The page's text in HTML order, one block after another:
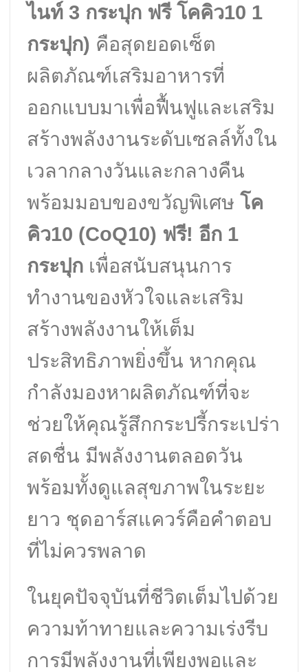
ไนท์ 3 กระปุก ฟรี โคคิว10 1
กระปุก) คือสุดยอดเซ็ต
ผลิตภัณฑ์เสริมอาหารที่
ออกแบบมาเพื่อฟื้นฟูและเสริม
สร้างพลังงานระดับเซลล์ทั้งใน
เวลากลางวันและกลางคืน
พร้อมมอบของขวัญพิเศษ โค
คิว10 (CoQ10) ฟรี! อีก 1
กระปุก เพื่อสนับสนุนการ
ทำงานของหัวใจและเสริม
สร้างพลังงานให้เต็ม
ประสิทธิภาพยิ่งขึ้น หากคุณ
กำลังมองหาผลิตภัณฑ์ที่จะ
ช่วยให้คุณรู้สึกกระปรี้กระเปร่า
สดชื่น มีพลังงานตลอดวัน
พร้อมทั้งดูแลสุขภาพในระยะ
ยาว ชุดอาร์สแควร์คือคำตอบ
ที่ไม่ควรพลาด
ในยุคปัจจุบันที่ชีวิตเต็มไปด้วย
ความท้าทายและความเร่งรีบ
การมีพลังงานที่เพียงพอและ